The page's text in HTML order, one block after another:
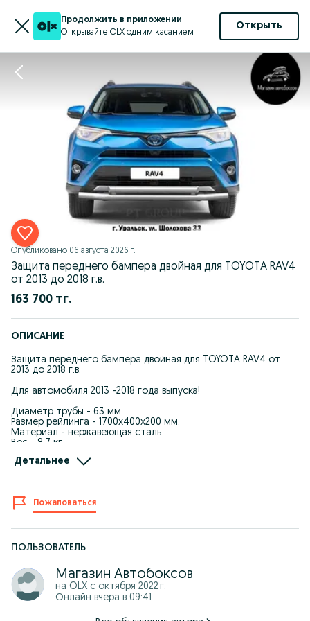
Продолжить в приложении
Открывайте OLX одним касанием
Открыть
Опубликовано 06 августа 2026 г.
Защита переднего бампера двойная для TOYOTA RAV4
от 2013 до 2018 г.в.
163 700 тг.
ОПИСАНИЕ
Защита переднего бампера двойная для TOYOTA RAV4 от
2013 до 2018 г.в.
Для автомобиля 2013 -2018 года выпуска!
Диаметр трубы - 63 мм.
Размер рейлинга - 1700х400х200 мм.
Материал - нержавеющая сталь
Вес - 8,7 кг.
силовые кронштейны.
Режим работы: ПН-ВС: 09:00 до 18:00
Самовывоз: г. Уральск, ул. Шолохова 33, Рынок "Salem" Бутик
№9
Доставка: Бесплатная доставка по Уральску от 35 000 тн.
В регионы отправляем через ТК: СДЭК, ПЭК, КИТ или другими
удобными для Вас транспортными компаниями после 100%
оплаты заказа
Детальнее
Пожаловаться
ПОЛЬЗОВАТЕЛЬ
Магазин Автобоксов
на OLX с октября 2022 г.
Онлайн вчера в 09:41